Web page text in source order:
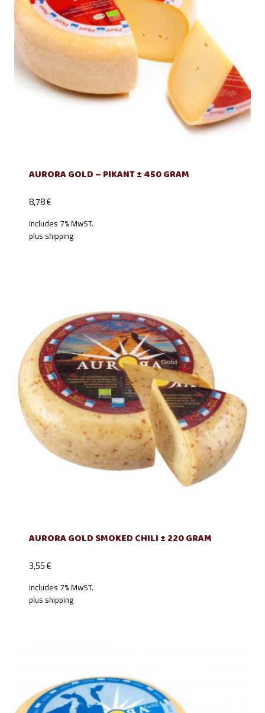
AURORA GOLD – PIKANT ± 450 GRAM
8,78€
Includes 7% MwST.
plus shipping
AURORA GOLD SMOKED CHILI ± 220 GRAM
3,55€
Includes 7% MwST.
plus shipping